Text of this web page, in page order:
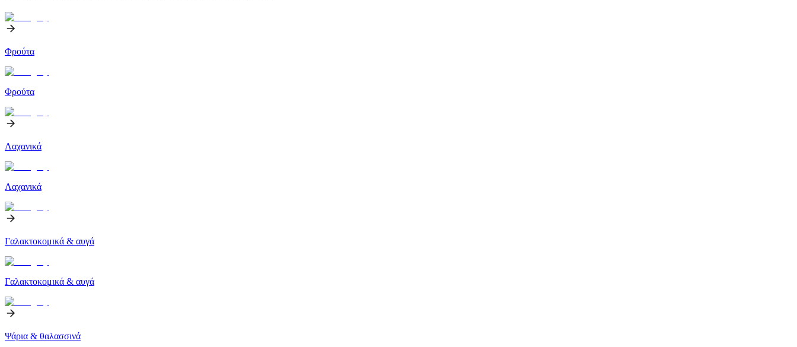
Φρούτα
Φρούτα
Λαχανικά
Λαχανικά
Γαλακτοκομικά & αυγά
Γαλακτοκομικά & αυγά
Ψάρια & θαλασσινά